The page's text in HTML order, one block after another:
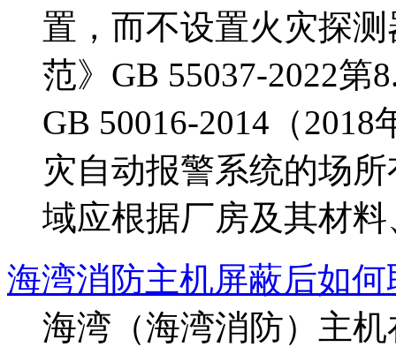
置，而不设置火灾探
范》GB 55037-2022第
GB 50016-2014（
灾自动报警系统的场
域应根据厂房及其材料
海湾消防主机屏蔽后如
海湾（海湾消防）主